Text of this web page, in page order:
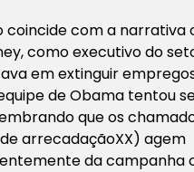
coincide com a narrativa
como executivo do
em extinguir
de Obama tentou
que os
arrecadaçãoXX) agem
da campanha